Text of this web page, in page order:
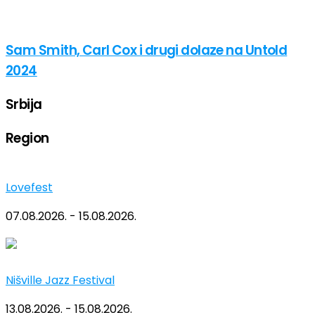
Sam Smith, Carl Cox i drugi dolaze na Untold
2024
Srbija
Region
Lovefest
07.08.2026. - 15.08.2026.
Nišville Jazz Festival
13.08.2026. - 15.08.2026.